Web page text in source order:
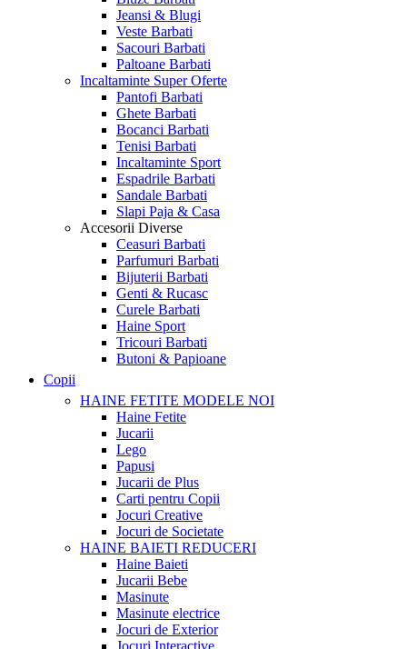
Jeansi & Blugi
Veste Barbati
Sacouri Barbati
Paltoane Barbati
Incaltaminte Super Oferte
Pantofi Barbati
Ghete Barbati
Bocanci Barbati
Tenisi Barbati
Incaltaminte Sport
Espadrile Barbati
Sandale Barbati
Slapi Paja & Casa
Accesorii Diverse
Ceasuri Barbati
Parfumuri Barbati
Bijuterii Barbati
Genti & Rucasc
Curele Barbati
Haine Sport
Tricouri Barbati
Butoni & Papioane
Copii
HAINE FETITE MODELE NOI
Haine Fetite
Jucarii
Lego
Papusi
Jucarii de Plus
Carti pentru Copii
Jocuri Creative
Jocuri de Societate
HAINE BAIETI REDUCERI
Haine Baieti
Jucarii Bebe
Masinute
Masinute electrice
Jocuri de Exterior
Jocuri Interactive